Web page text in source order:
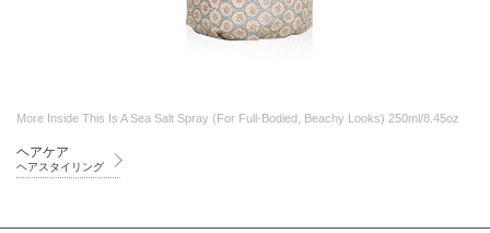
More Inside This Is A Sea Salt Spray (For Full-Bodied, Beachy Looks) 250ml/8.45oz
ヘアケア
ヘアスタイリング